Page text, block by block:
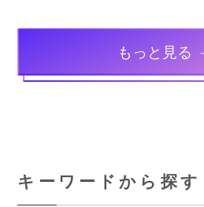
もっと見る
キーワードから探す